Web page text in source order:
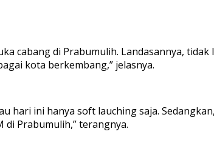
cabang di Prabumulih. Landasannya,
kota berkembang,” jelasnya.
hari ini hanya soft lauching saja.
di Prabumulih,” terangnya.